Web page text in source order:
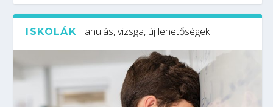
ISKOLÁK Tanulás, vizsga, új lehetőségek